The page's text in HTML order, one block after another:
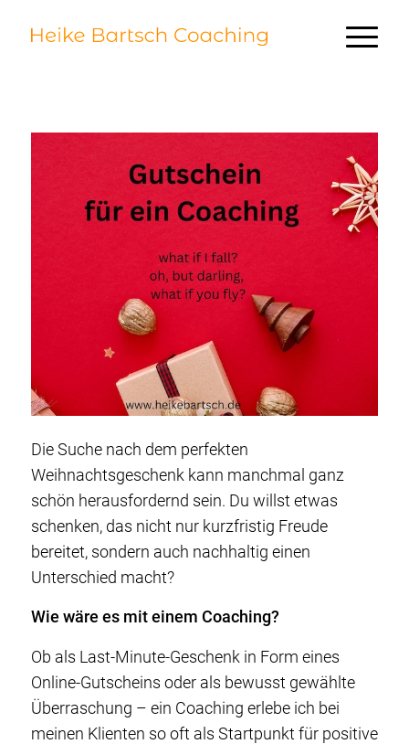
Die Suche nach dem perfekten
Weihnachtsgeschenk kann manchmal ganz
schön herausfordernd sein. Du willst etwas
schenken, das nicht nur kurzfristig Freude
bereitet, sondern auch nachhaltig einen
Unterschied macht?
Wie wäre es mit einem Coaching?
Ob als Last-Minute-Geschenk in Form eines
Online-Gutscheins oder als bewusst gewählte
Überraschung – ein Coaching erlebe ich bei
meinen Klienten so oft als Startpunkt für positive